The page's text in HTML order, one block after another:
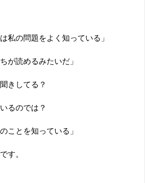
私の問題をよく知っている」
が読めるみたいだ」
きしてる？
るのでは？
ことを知っている」
す。